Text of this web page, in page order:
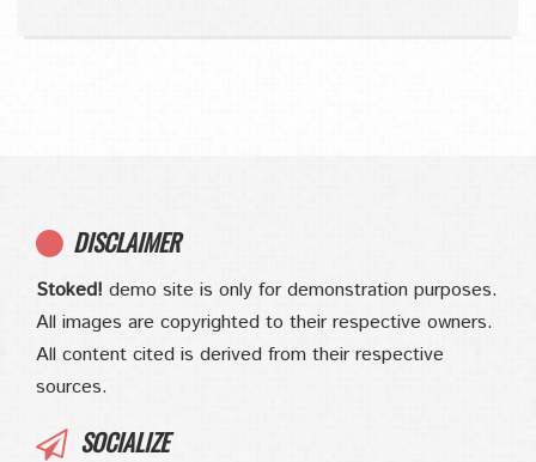
DISCLAIMER
Stoked! demo site is only for demonstration purposes.
All images are copyrighted to their respective owners.
All content cited is derived from their respective
sources.
SOCIALIZE